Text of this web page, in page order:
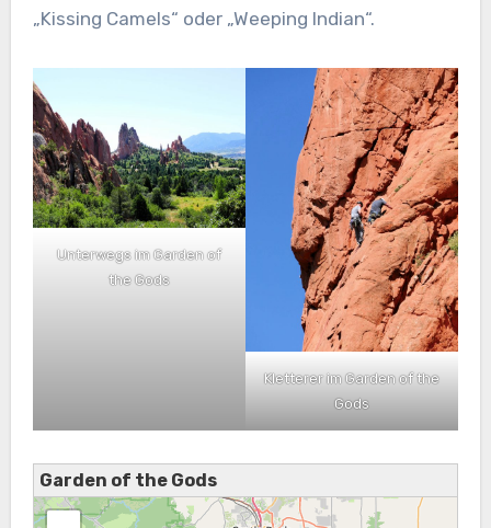
„Kissing Camels“ oder „Weeping Indian“.
Unterwegs im Garden of
the Gods
Kletterer im Garden of the
Gods
Garden of the Gods